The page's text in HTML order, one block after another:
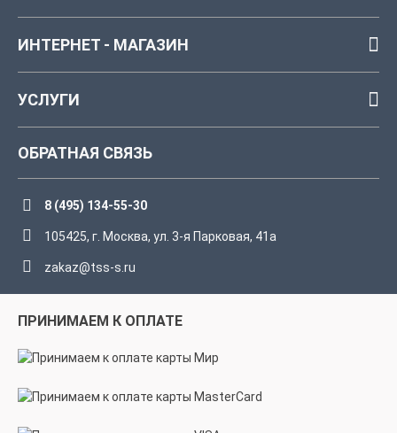
ИНТЕРНЕТ - МАГАЗИН
УСЛУГИ
ОБРАТНАЯ СВЯЗЬ
8 (495) 134-55-30
105425, г. Москва, ул. 3-я Парковая, 41а
zakaz@tss-s.ru
ПРИНИМАЕМ К ОПЛАТЕ